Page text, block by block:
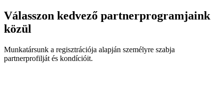
Válasszon kedvező partnerprogramjaink
közül
Munkatársunk a regisztrációja alapján személyre szabja
partnerprofilját és kondícióit.